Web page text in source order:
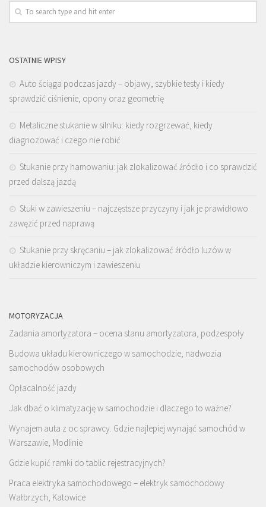
OSTATNIE WPISY
Auto ściąga podczas jazdy – objawy, szybkie testy i kiedy
sprawdzić ciśnienie, opony oraz geometrię
Metaliczne stukanie w silniku: kiedy rozgrzewać, kiedy
diagnozować i czego nie robić
Stukanie przy hamowaniu: jak zlokalizować źródło i co sprawdzić
przed dalszą jazdą
Stuki w zawieszeniu – najczęstsze przyczyny i jak je prawidłowo
zawęzić przed naprawą
Stukanie przy skręcaniu – jak zlokalizować źródło luzów w
układzie kierowniczym i zawieszeniu
MOTORYZACJA
Zadania amortyzatora – ocena stanu amortyzatora, podzespoły
Budowa układu kierowniczego w samochodzie, nadwozia
samochodów osobowych
Opłacalność jazdy
Jak dbać o klimatyzację w samochodzie i dlaczego to ważne?
Wynajem auta z oc sprawcy. Gdzie najlepiej wynająć samochód w
Warszawie, Modlinie
Gdzie kupić ramki do tablic rejestracyjnych?
Praca elektryka samochodowego – elektryk samochodowy
Wałbrzych, Katowice